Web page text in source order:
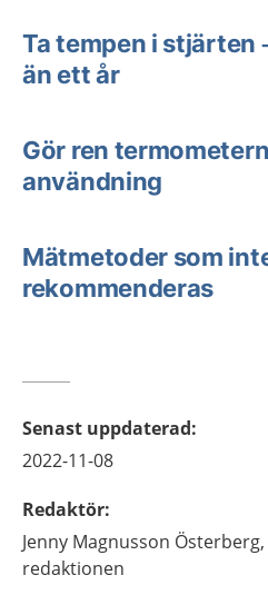
Ta tempen i stjärten
än ett år
Gör ren
användning
Mätmetoder som
rekommenderas
Senast uppdaterad:
2022-11-08
Redaktör:
Jenny Magnusson Österberg,
redaktionen